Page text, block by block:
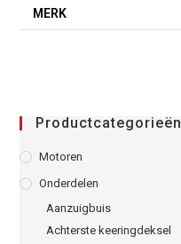
MERK
Productcategorieën
Motoren
Onderdelen
Aanzuigbuis
Achterste keeringdeksel